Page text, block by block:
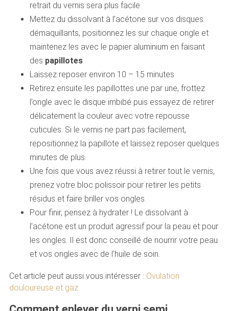
retrait du vernis sera plus facile
Mettez du dissolvant à l’acétone sur vos disques
démaquillants, positionnez les sur chaque ongle et
maintenez les avec le papier aluminium en faisant
des papillotes
Laissez reposer environ 10 – 15 minutes
Retirez ensuite les papillottes une par une, frottez
l’ongle avec le disque imbibé puis essayez de retirer
délicatement la couleur avec votre repousse
cuticules. Si le vernis ne part pas facilement,
repositionnez la papillote et laissez reposer quelques
minutes de plus.
Une fois que vous avez réussi à retirer tout le vernis,
prenez votre bloc polissoir pour retirer les petits
résidus et faire briller vos ongles.
Pour finir, pensez à hydrater ! Le dissolvant à
l’acétone est un produit agressif pour la peau et pour
les ongles. Il est donc conseillé de nourrir votre peau
et vos ongles avec de l’huile de soin.
Cet article peut aussi vous intéresser : Ovulation
douloureuse et gaz